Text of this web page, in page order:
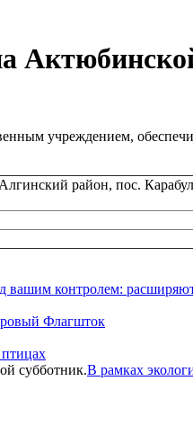
учреждением,
район, пос.
вашим контролем:
Флагшток
В рамках